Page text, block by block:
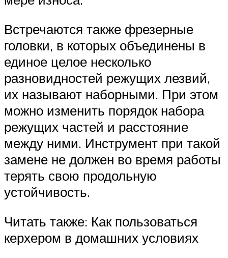
Встречаются также фрезерные
головки, в которых объединены в
единое целое несколько
разновидностей режущих лезвий,
их называют наборными. При этом
можно изменить порядок набора
режущих частей и расстояние
между ними. Инструмент при такой
замене не должен во время работы
терять свою продольную
устойчивость.
Читать также: Как пользоваться
керхером в домашних условиях